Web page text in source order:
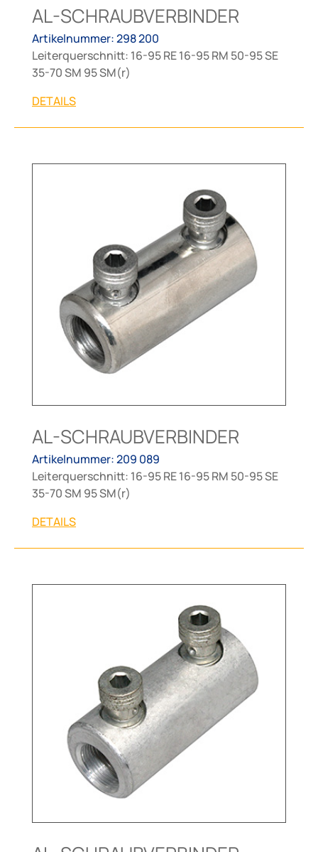
AL-SCHRAUBVERBINDER
Artikelnummer: 298 200
Leiterquerschnitt: 16-95 RE 16-95 RM 50-95 SE
35-70 SM 95 SM(r)
DETAILS
AL-SCHRAUBVERBINDER
Artikelnummer: 209 089
Leiterquerschnitt: 16-95 RE 16-95 RM 50-95 SE
35-70 SM 95 SM(r)
DETAILS